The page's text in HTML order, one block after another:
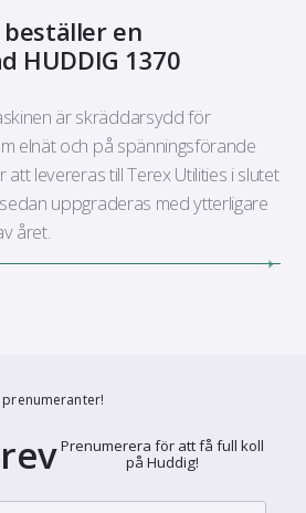
en
HUDDIG 1370
är skräddarsydd för
elnät och på spänningsförande
levereras till Terex Utilities i slutet
uppgraderas med ytterligare
året.
Prenumerera för att få full koll
på Huddig!